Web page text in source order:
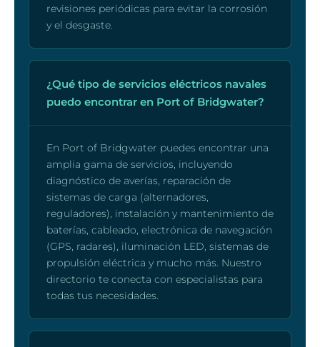
revisiones periódicas para evitar la corrosión
y el desgaste.
¿Qué tipo de servicios eléctricos navales
puedo encontrar en Port of Bridgwater?
En Port of Bridgwater puedes encontrar una
amplia gama de servicios, incluyendo
diagnóstico de averías, reparación de
sistemas de carga (alternadores,
reguladores), instalación y mantenimiento de
baterías, cableado, electrónica de navegación
(GPS, radares), iluminación LED, sistemas de
propulsión eléctrica y mucho más. Nuestro
directorio te conecta con especialistas para
todas tus necesidades.